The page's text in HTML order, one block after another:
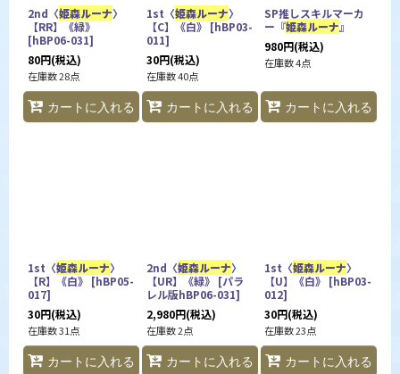
2nd〈姫森ルーナ〉
【RR】《緑》
[hBP06-031]
80円(税込)
在庫数 28点
カートに入れる
1st〈姫森ルーナ〉
【C】《白》 [hBP03-
011]
30円(税込)
在庫数 40点
カートに入れる
SP推しスキルマーカ
ー『姫森ルーナ』
980円(税込)
在庫数 4点
カートに入れる
1st〈姫森ルーナ〉
【R】《白》 [hBP05-
017]
30円(税込)
在庫数 31点
カートに入れる
2nd〈姫森ルーナ〉
【UR】《緑》 [パラ
レル版hBP06-031]
2,980円(税込)
在庫数 2点
カートに入れる
1st〈姫森ルーナ〉
【U】《白》 [hBP03-
012]
30円(税込)
在庫数 23点
カートに入れる